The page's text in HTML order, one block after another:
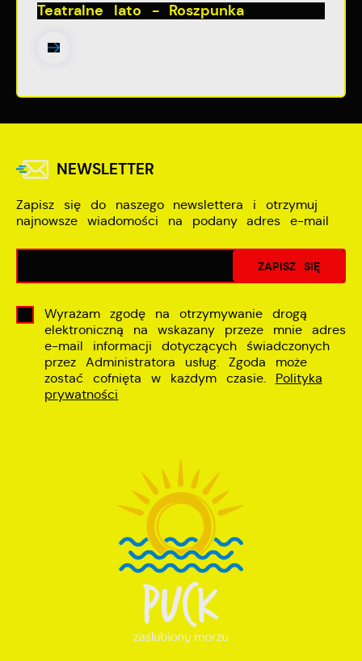
Teatralne lato - Roszpunka
NEWSLETTER
Zapisz się do naszego newslettera i otrzymuj
najnowsze wiadomości na podany adres e-mail
Wyrażam zgodę na otrzymywanie drogą
elektroniczną na wskazany przeze mnie adres
e-mail informacji dotyczących świadczonych
przez Administratora usług. Zgoda może
zostać cofnięta w każdym czasie. Polityka
prywatności